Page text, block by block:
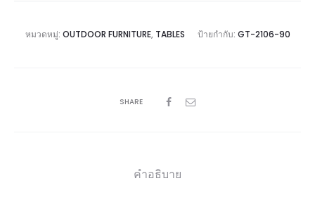
หมวดหมู่: OUTDOOR FURNITURE, TABLES ป้ายกำกับ: GT-2106-90
SHARE
คำอธิบาย